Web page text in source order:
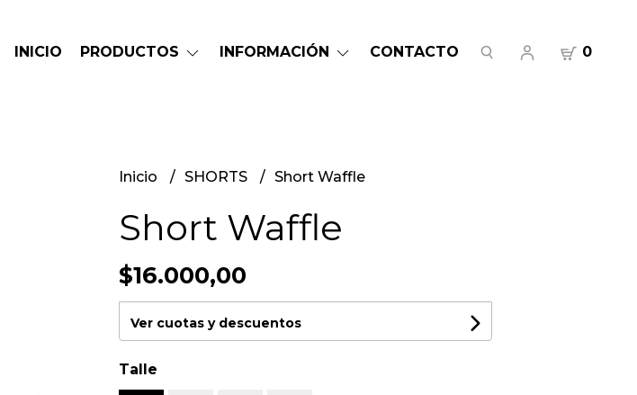
INICIO PRODUCTOS INFORMACIÓN CONTACTO 0
Inicio SHORTS Short Waffle
Short Waffle
$16.000,00
Ver cuotas y descuentos
Talle